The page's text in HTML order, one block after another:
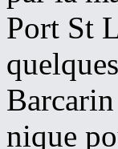
Port St
nique